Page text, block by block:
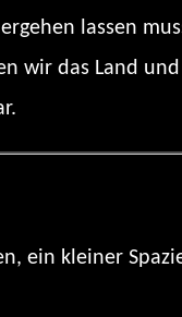
lassen
wir das Land
ein kleiner